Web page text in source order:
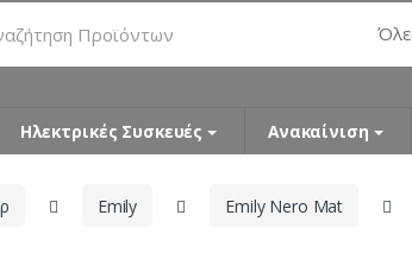
Ηλεκτρικές Συσκευές Ανακαίνιση
Emily Emily Nero Mat